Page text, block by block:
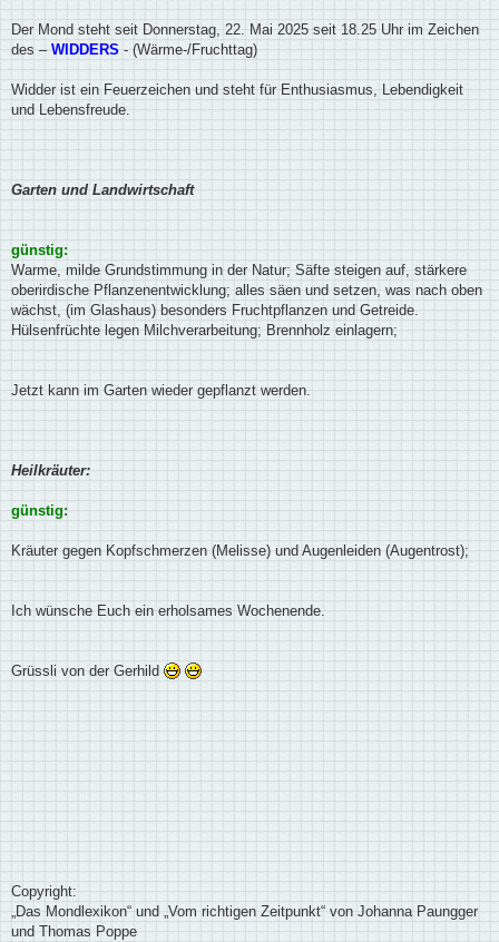
Der Mond steht seit Donnerstag, 22. Mai 2025 seit 18.25 Uhr im Zeichen
des – WIDDERS - (Wärme-/Fruchttag)
Widder ist ein Feuerzeichen und steht für Enthusiasmus, Lebendigkeit
und Lebensfreude.
Garten und Landwirtschaft
günstig:
Warme, milde Grundstimmung in der Natur; Säfte steigen auf, stärkere
oberirdische Pflanzenentwicklung; alles säen und setzen, was nach oben
wächst, (im Glashaus) besonders Fruchtpflanzen und Getreide.
Hülsenfrüchte legen Milchverarbeitung; Brennholz einlagern;
Jetzt kann im Garten wieder gepflanzt werden.
Heilkräuter:
günstig:
Kräuter gegen Kopfschmerzen (Melisse) und Augenleiden (Augentrost);
Ich wünsche Euch ein erholsames Wochenende.
Grüssli von der Gerhild
Copyright:
„Das Mondlexikon“ und „Vom richtigen Zeitpunkt“ von Johanna Paungger
und Thomas Poppe